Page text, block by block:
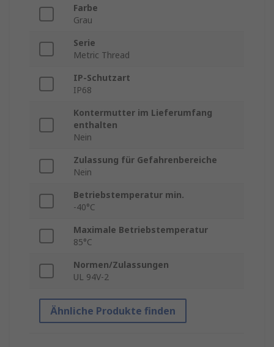
Farbe
Grau
Serie
Metric Thread
IP-Schutzart
IP68
Kontermutter im Lieferumfang
enthalten
Nein
Zulassung für Gefahrenbereiche
Nein
Betriebstemperatur min.
-40°C
Maximale Betriebstemperatur
85°C
Normen/Zulassungen
UL 94V-2
Ähnliche Produkte finden